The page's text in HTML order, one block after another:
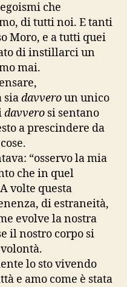
che
di tutti noi. E tanti
Moro, e a tutti quei
di instillarci un
mai.
siadavveroun unico
davvero si sentano
a prescindere da
“osservo la mia
che in quel
volte questa
di estraneità,
evolve la nostra
il nostro corpo si
lo sto vivendo
e amo come è stata